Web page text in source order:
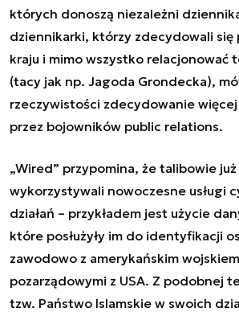
których donoszą niezależni
dziennikarki, którzy zdecydowali się
kraju i mimo wszystko relacjonować
(tacy jak np. Jagoda Grondecka),
rzeczywistości zdecydowanie
przez bojowników public relations.
„Wired” przypomina, że talibowie
wykorzystywali nowoczesne usługi
działań – przykładem jest użycie
które posłużyły im do identyfikacji
zawodowo z amerykańskim
pozarządowymi z USA. Z podobnej
tzw. Państwo Islamskie w swoich